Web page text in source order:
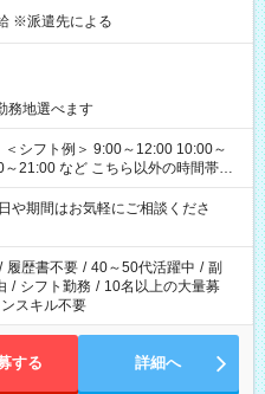
※派遣先による
地選べます
ちら以外の時間帯も
期間はお気軽にご相談くださ
/ 履歴書不要 / 40～50代活躍中 / 副
/ シフト勤務 / 10名以上の大量募
スキル不要
する 詳細へ